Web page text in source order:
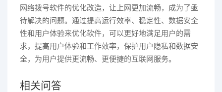
网络拨号软件的优化改造，让上网更加流畅，成为了亟
待解决的问题。通过提高运行效率、稳定性、数据安全
性和用户体验来优化软件，可以更好地满足用户的需
求，提高用户体验和工作效率，保护用户隐私和数据安
全，为用户提供更流畅、更便捷的互联网服务。
相关问答